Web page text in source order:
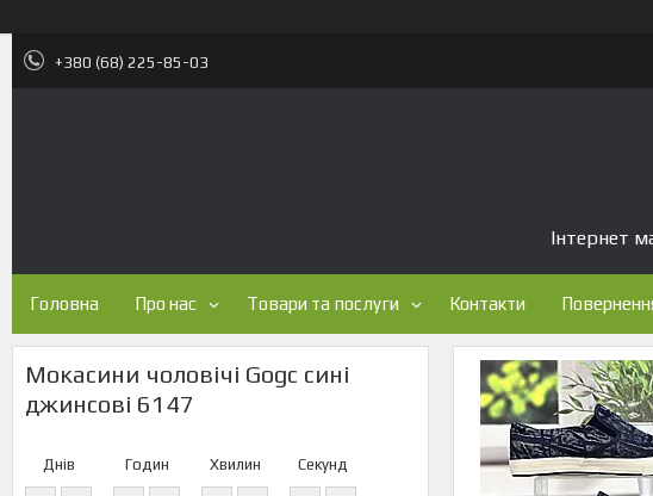
+380 (68) 225-85-03
Інтернет
Головна Про нас Товари та послуги Контакти
Мокасини чоловічі Gogc сині
джинсові 6147
Днів Годин Хвилин Секунд